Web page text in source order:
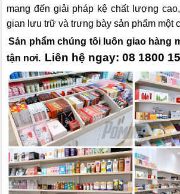
mang đến giải pháp kệ chất lượng
gian lưu trữ và trưng bày sản phẩm một
Sản phẩm chúng tôi luôn giao hàng
tận nơi. Liên hệ ngay: 08 1800